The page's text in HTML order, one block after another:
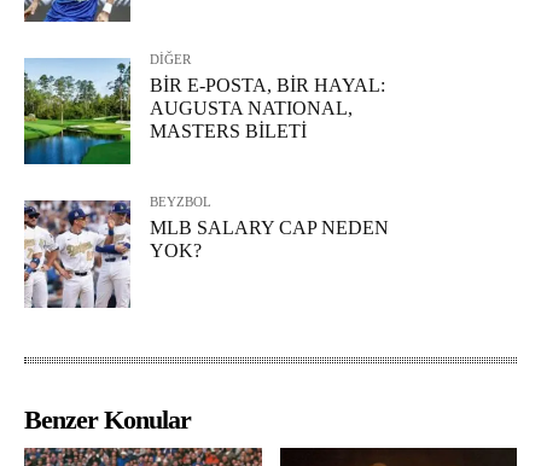
DİĞER
BİR E-POSTA, BİR HAYAL:
AUGUSTA NATIONAL,
MASTERS BİLETİ
BEYZBOL
MLB SALARY CAP NEDEN
YOK?
Benzer Konular